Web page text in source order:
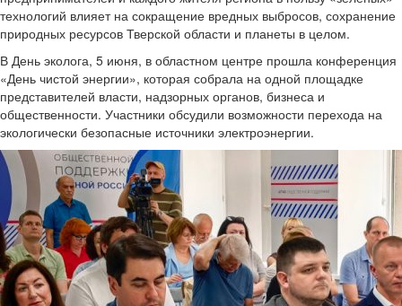
технологий влияет на сокращение вредных выбросов, сохранение
природных ресурсов Тверской области и планеты в целом.
В День эколога, 5 июня, в областном центре прошла конференция
«День чистой энергии», которая собрала на одной площадке
представителей власти, надзорных органов, бизнеса и
общественности. Участники обсудили возможности перехода на
экологически безопасные источники электроэнергии.